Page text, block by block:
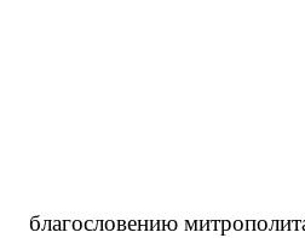
благословению